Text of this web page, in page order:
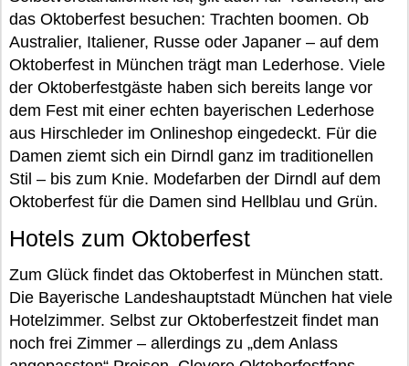
das Oktoberfest besuchen: Trachten boomen. Ob
Australier, Italiener, Russe oder Japaner – auf dem
Oktoberfest in München trägt man Lederhose. Viele
der Oktoberfestgäste haben sich bereits lange vor
dem Fest mit einer echten bayerischen Lederhose
aus Hirschleder im Onlineshop eingedeckt. Für die
Damen ziemt sich ein Dirndl ganz im traditionellen
Stil – bis zum Knie. Modefarben der Dirndl auf dem
Oktoberfest für die Damen sind Hellblau und Grün.
Hotels zum Oktoberfest
Zum Glück findet das Oktoberfest in München statt.
Die Bayerische Landeshauptstadt München hat viele
Hotelzimmer. Selbst zur Oktoberfestzeit findet man
noch frei Zimmer – allerdings zu „dem Anlass